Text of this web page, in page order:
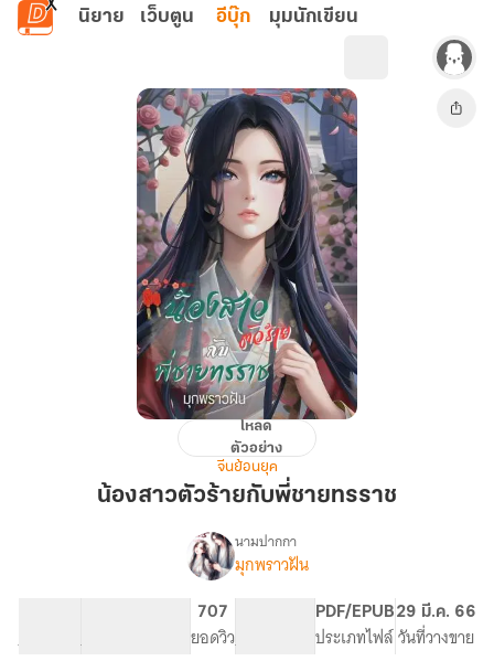
ข้ามไปยังเนื้อหาหลัก
นิยาย เว็บตูน อีบุ๊ก มุมนักเขียน
ตัว
โหลด
ตัวอย่าง
จีนย้อนยุค
น้องสาวตัวร้ายกับพี่ชายทรราช
เรื่อง[จบ
นามปากกา
มุกพราวฝัน
จำนวนคำ จำนวนหน้า (A5)
707
ยอดวิวระดับเนื้อหา
PDF/EPUB
ประเภทไฟล์
29 มี.ค. 66
วันที่วางขาย